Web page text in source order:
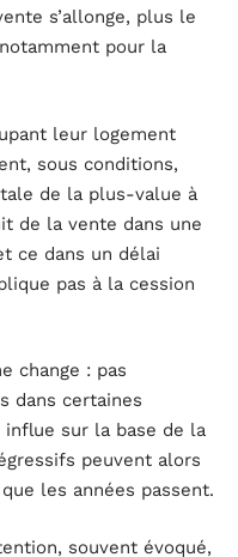
s’allonge, plus le
pour la
leur logement
sous conditions,
de la plus-value à
de la vente dans une
ce dans un délai
pas à la cession
change : pas
dans certaines
sur la base de la
peuvent alors
les années passent.
souvent évoqué,